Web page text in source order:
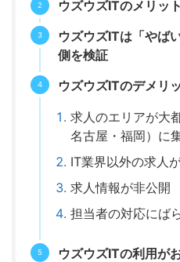
ウズウズITのメリット
ウズウズITは「やば
側を検証
ウズウズITのデメリ
求人のエリアが大
名古屋・福岡）に
IT業界以外の求人
求人情報が非公開
担当者の対応にば
ウズウズITの利用が